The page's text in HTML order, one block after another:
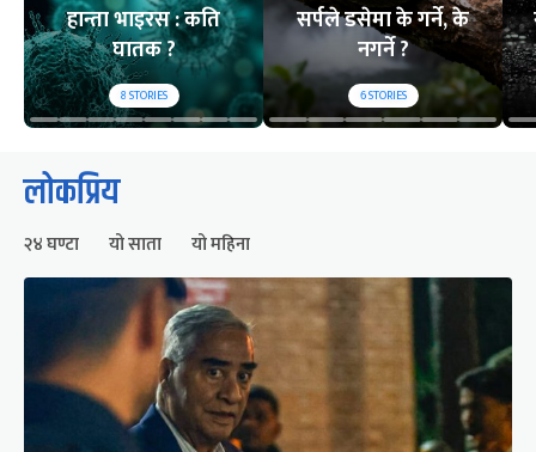
हान्ता भाइरस : कति
घातक ?
8STORIES
सर्पले डसेमा के गर्ने, के
नगर्ने ?
6STORIES
लोकप्रिय
२४ घण्टा यो साता यो महिना